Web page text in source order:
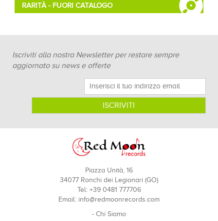
RARITÀ - FUORI CATALOGO
Iscriviti alla nostra Newsletter per restare sempre
aggiornato su news e offerte
Piazza Unità, 16
34077 Ronchi dei Legionari (GO)
Tel: +39 0481 777706
Email: info@redmoonrecords.com
- Chi Siamo